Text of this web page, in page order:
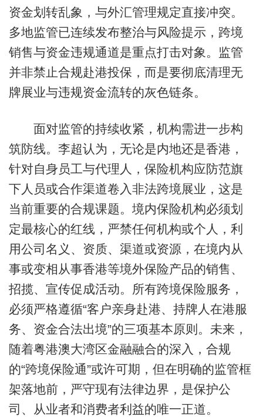
资金划转乱象，与外汇管理规定直接冲突。
多地监管已连续发布整治与风险提示，跨境
销售与资金违规通道是重点打击对象。监管
并非禁止合规赴港投保，而是要彻底清理无
牌展业与违规资金流转的灰色链条。
面对监管的持续收紧，机构需进一步构
筑防线。李超认为，无论是内地还是香港，
针对自身员工与代理人，保险机构应防范旗
下人员或合作渠道卷入非法跨境展业，这是
当前重要的合规课题。境内保险机构必须划
定最核心的红线，严禁任何机构或个人，利
用公司名义、资质、渠道或资源，在境内从
事或变相从事香港等境外保险产品的销售、
招揽、宣传促成活动。所有跨境保险服务，
必须严格遵循“客户亲身赴港、持牌人在港服
务、资金合法出境”的三项基本原则。未来，
随着粤港澳大湾区金融融合的深入，合规
的“跨境保险通”或许可期，但在明确的监管框
架落地前，严守现有法律边界，是保护公
司、从业者和消费者利益的唯一正道。